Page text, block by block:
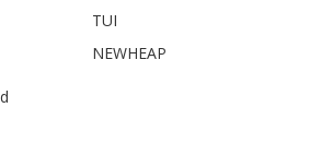
TUI
NEWHEAP